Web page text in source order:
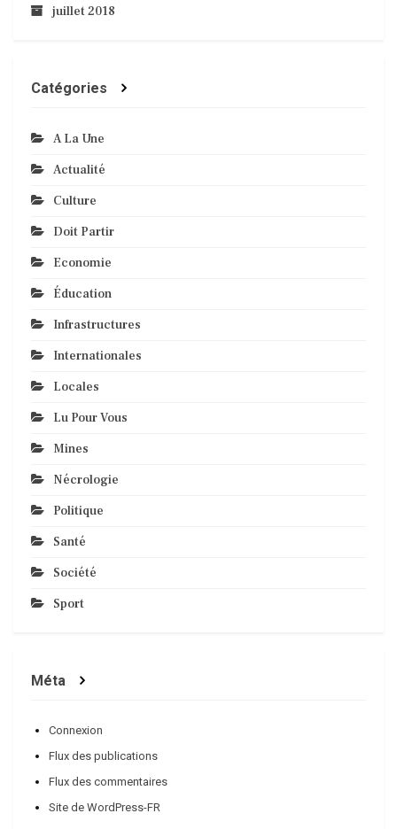
juillet 2018
Catégories
A La Une
Actualité
Culture
Doit Partir
Economie
Éducation
Infrastructures
Internationales
Locales
Lu Pour Vous
Mines
Nécrologie
Politique
Santé
Société
Sport
Méta
Connexion
Flux des publications
Flux des commentaires
Site de WordPress-FR